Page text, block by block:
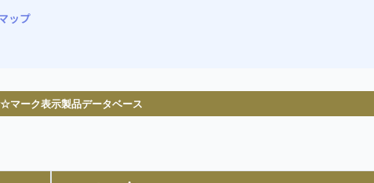
ップ
ーク表示製品データベース